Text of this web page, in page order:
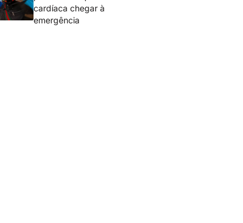
cardíaca chegar à
emergência